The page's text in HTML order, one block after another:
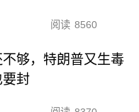
阅读 8560
够，特朗普又生毒
封